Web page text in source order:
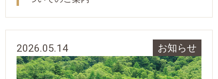
2026.05.14 お知らせ